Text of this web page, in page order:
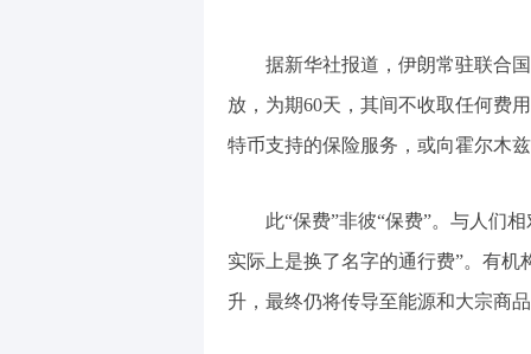
据新华社报道，伊朗常驻联合
放，为期60天，其间不收取任何费
特币支持的保险服务，或向霍尔木
此“保费”非彼“保费”。与人们
实际上是换了名字的通行费”。有
升，最终仍将传导至能源和大宗商